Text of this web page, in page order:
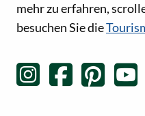
mehr zu erfahren,
besuchen Sie die